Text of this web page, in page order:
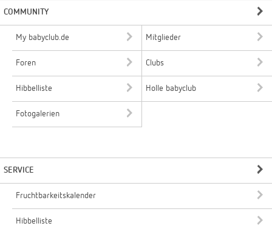
COMMUNITY
My babyclub.de Mitglieder
Foren Clubs
Hibbelliste Holle babyclub
Fotogalerien
SERVICE
Fruchtbarkeitskalender
Hibbelliste